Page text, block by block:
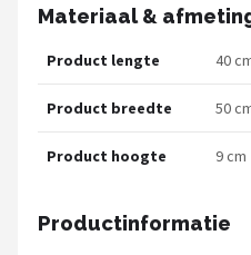
Materiaal &
Product lengte 40
Product breedte 50
Product hoogte 9 cm
Productinformatie